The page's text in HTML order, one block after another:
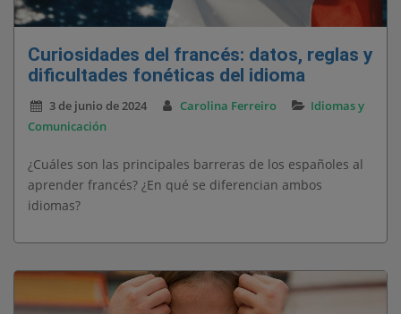
Curiosidades del francés: datos, reglas y
dificultades fonéticas del idioma
3 de junio de 2024 Carolina Ferreiro
Idiomas y
Comunicación
¿Cuáles son las principales barreras de los españoles al
aprender francés? ¿En qué se diferencian ambos
idiomas?